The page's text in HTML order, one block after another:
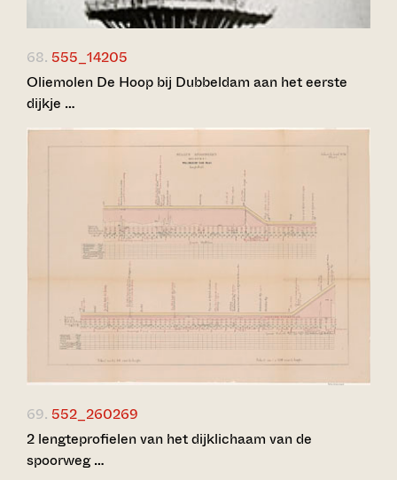
68. 555_14205
Oliemolen De Hoop bij Dubbeldam aan het eerste
dijkje …
69. 552_260269
2 lengteprofielen van het dijklichaam van de
spoorweg …